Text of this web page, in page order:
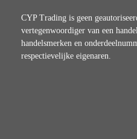
CYP Trading is geen
vertegenwoordiger van een
handelsmerken en
respectievelijke eigenaren.